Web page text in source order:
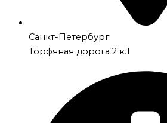
Санкт-Петербург
Торфяная дорога 2 к.1